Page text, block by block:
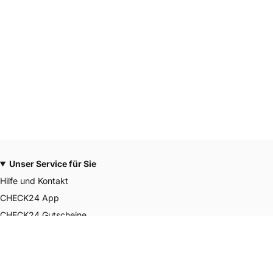
Unser Service für Sie
Hilfe und Kontakt
CHECK24 App
CHECK24 Gutscheine